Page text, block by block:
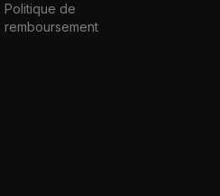
Politique de
remboursement